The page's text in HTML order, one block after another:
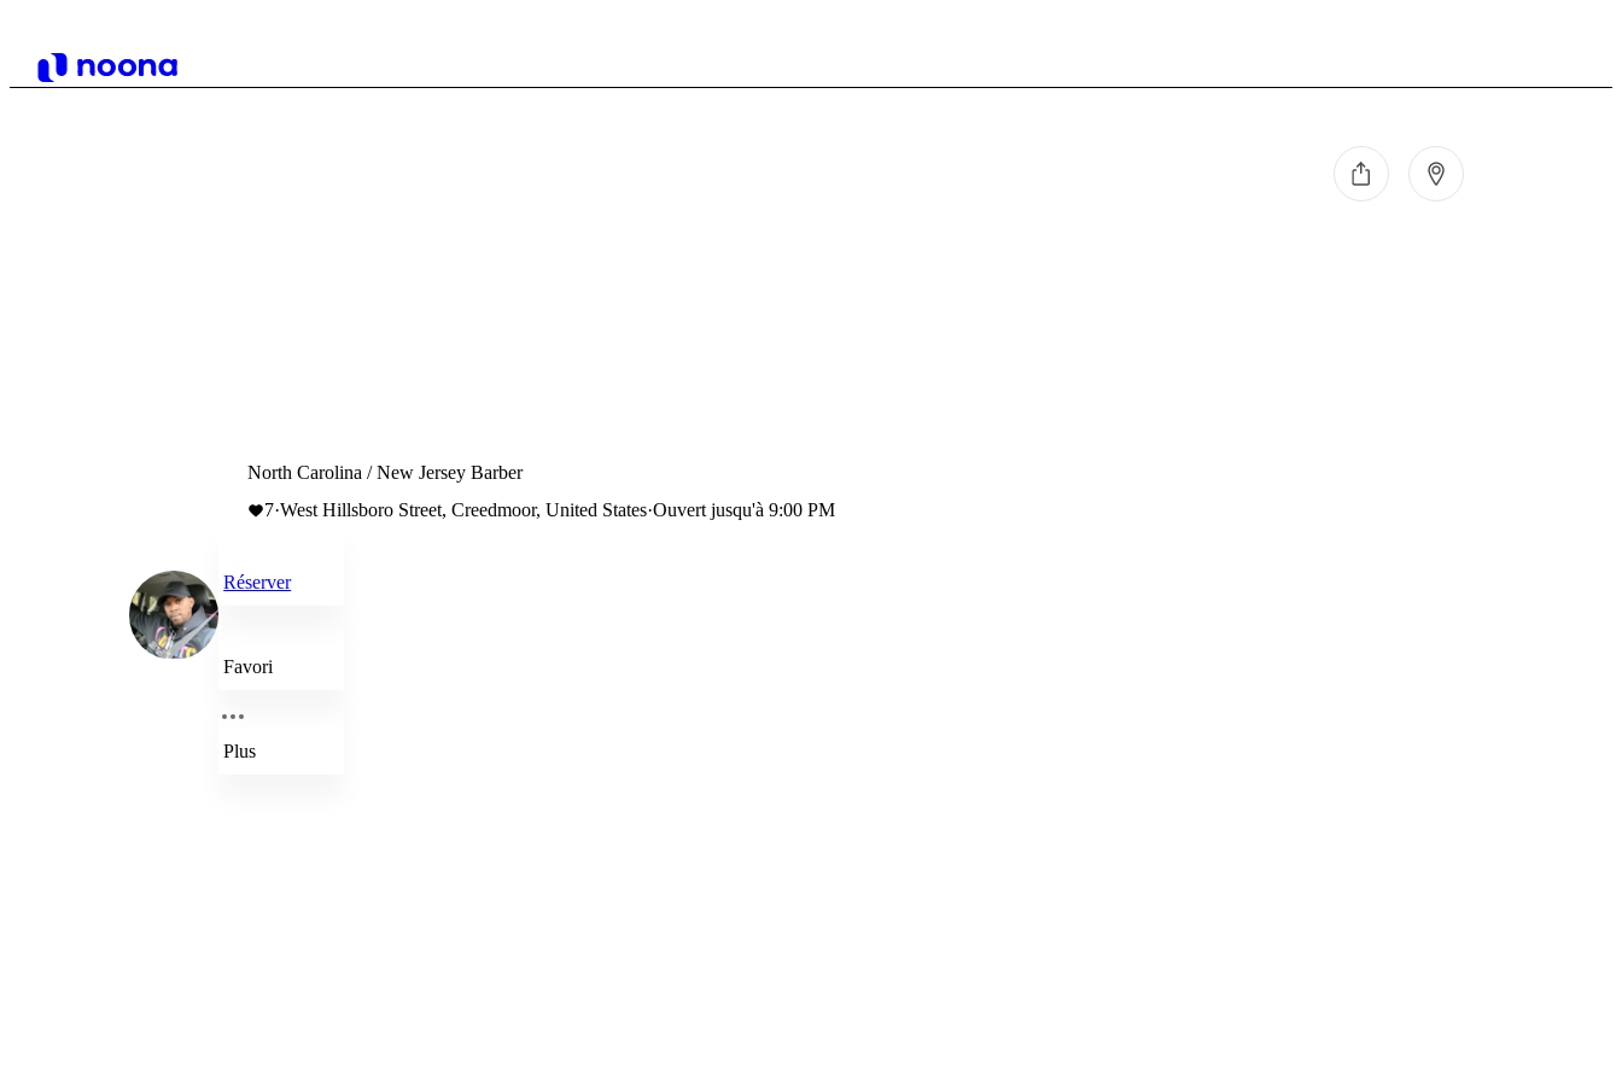
North Carolina / New Jersey Barber
7·West Hillsboro Street, Creedmoor, United States·Ouvert jusqu'à 9:00 PM
Réserver
Favori
Plus